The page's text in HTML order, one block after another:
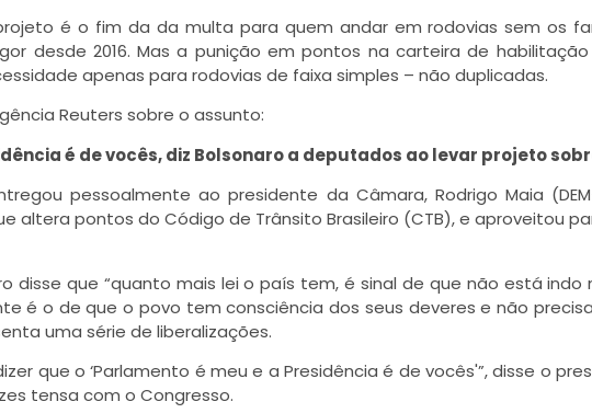
é o fim da da multa para quem andar em rodovias sem os
desde 2016. Mas a punição em pontos na carteira de
apenas para rodovias de faixa simples – não duplicadas.
Reuters sobre o assunto:
é de vocês, diz Bolsonaro a deputados ao levar projeto
pessoalmente ao presidente da Câmara, Rodrigo Maia
altera pontos do Código de Trânsito Brasileiro (CTB), e aproveitou
disse que “quanto mais lei o país tem, é sinal de que não está indo
é o de que o povo tem consciência dos seus deveres e não
uma série de liberalizações.
que o ‘Parlamento é meu e a Presidência é de vocês'”, disse o
tensa com o Congresso.